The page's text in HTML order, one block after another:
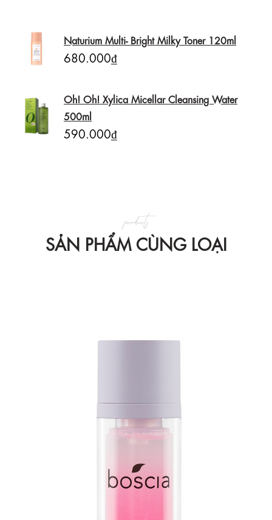
Naturium Multi- Bright Milky Toner 120ml
680.000₫
Oh! Oh! Xylica Micellar Cleansing Water
500ml
590.000₫
SẢN PHẨM CÙNG LOẠI
products